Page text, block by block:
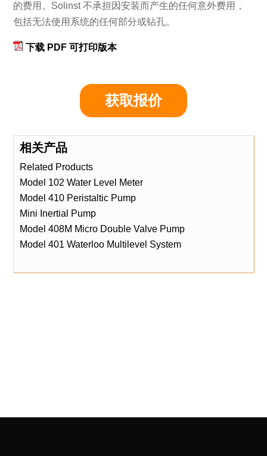
的费用。Solinst 不承担因安装而产生的任何意外费用，
包括无法使用系统的任何部分或钻孔。
下载 PDF 可打印版本
获取报价
相关产品
Related Products
Model 102 Water Level Meter
Model 410 Peristaltic Pump
Mini Inertial Pump
Model 408M Micro Double Valve Pump
Model 401 Waterloo Multilevel System